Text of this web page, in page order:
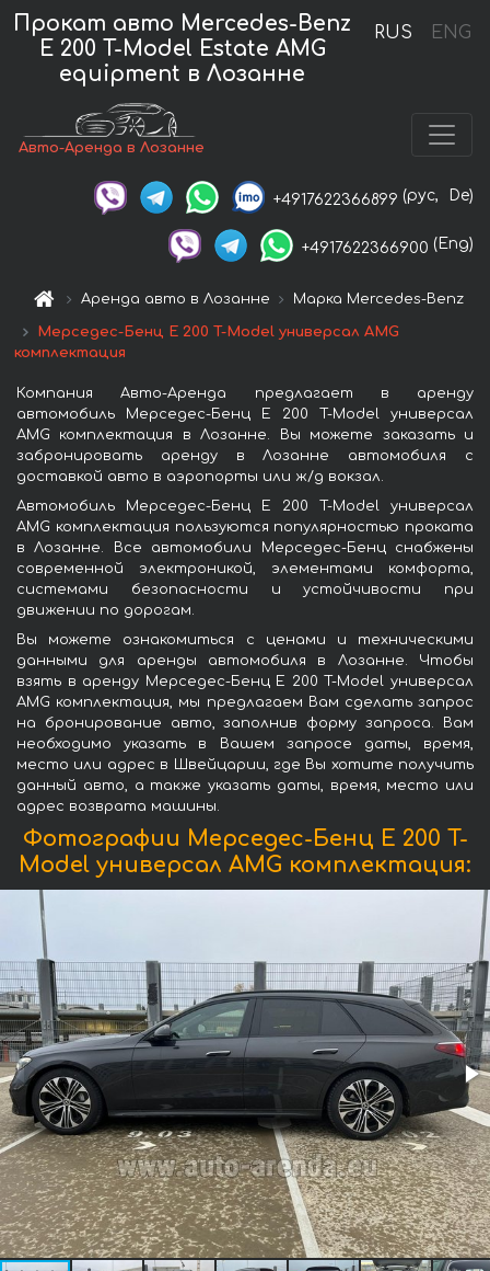
RUS ENG
Прокат авто Mercedes-Benz
E 200 T-Model Estate AMG
equipment в Лозанне
Авто-Аренда в Лозанне
+4917622366899 (рус, De)
+4917622366900 (Eng)
Аренда авто в Лозанне Марка Mercedes-Benz
Мерседес-Бенц E 200 T-Model универсал AMG
комплектация
Компания Авто-Аренда предлагает в аренду
автомобиль Мерседес-Бенц E 200 T-Model универсал
AMG комплектация в Лозанне. Вы можете заказать и
забронировать аренду в Лозанне автомобиля с
доставкой авто в аэропорты или ж/д вокзал.
Автомобиль Мерседес-Бенц E 200 T-Model универсал
AMG комплектация пользуются популярностью проката
в Лозанне. Все автомобили Мерседес-Бенц снабжены
современной электроникой, элементами комфорта,
системами безопасности и устойчивости при
движении по дорогам.
Вы можете ознакомиться с ценами и техническими
данными для аренды автомобиля в Лозанне. Чтобы
взять в аренду Мерседес-Бенц E 200 T-Model универсал
AMG комплектация, мы предлагаем Вам сделать запрос
на бронирование авто, заполнив форму запроса. Вам
необходимо указать в Вашем запросе даты, время,
место или адрес в Швейцарии, где Вы хотите получить
данный авто, а также указать даты, время, место или
адрес возврата машины.
Фотографии Мерседес-Бенц E 200 T-
Model универсал AMG комплектация: